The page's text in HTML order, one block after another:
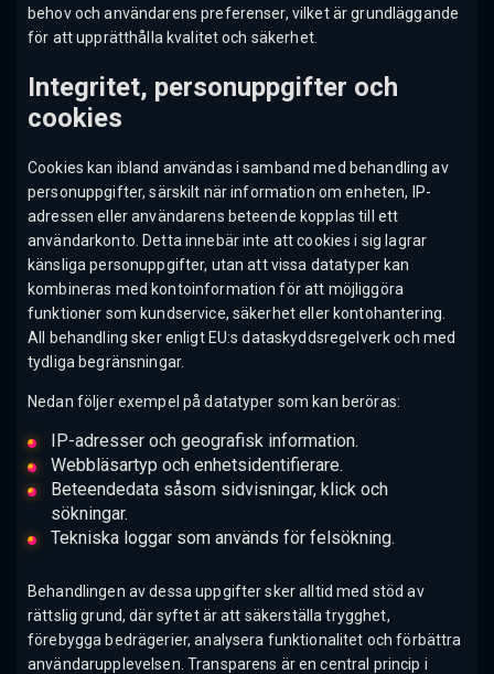
behov och användarens preferenser, vilket är grundläggande
för att upprätthålla kvalitet och säkerhet.
Integritet, personuppgifter och
cookies
Cookies kan ibland användas i samband med behandling av
personuppgifter, särskilt när information om enheten, IP-
adressen eller användarens beteende kopplas till ett
användarkonto. Detta innebär inte att cookies i sig lagrar
känsliga personuppgifter, utan att vissa datatyper kan
kombineras med kontoinformation för att möjliggöra
funktioner som kundservice, säkerhet eller kontohantering.
All behandling sker enligt EU:s dataskyddsregelverk och med
tydliga begränsningar.
Nedan följer exempel på datatyper som kan beröras:
IP-adresser och geografisk information.
Webbläsartyp och enhetsidentifierare.
Beteendedata såsom sidvisningar, klick och
sökningar.
Tekniska loggar som används för felsökning.
Behandlingen av dessa uppgifter sker alltid med stöd av
rättslig grund, där syftet är att säkerställa trygghet,
förebygga bedrägerier, analysera funktionalitet och förbättra
användarupplevelsen. Transparens är en central princip i